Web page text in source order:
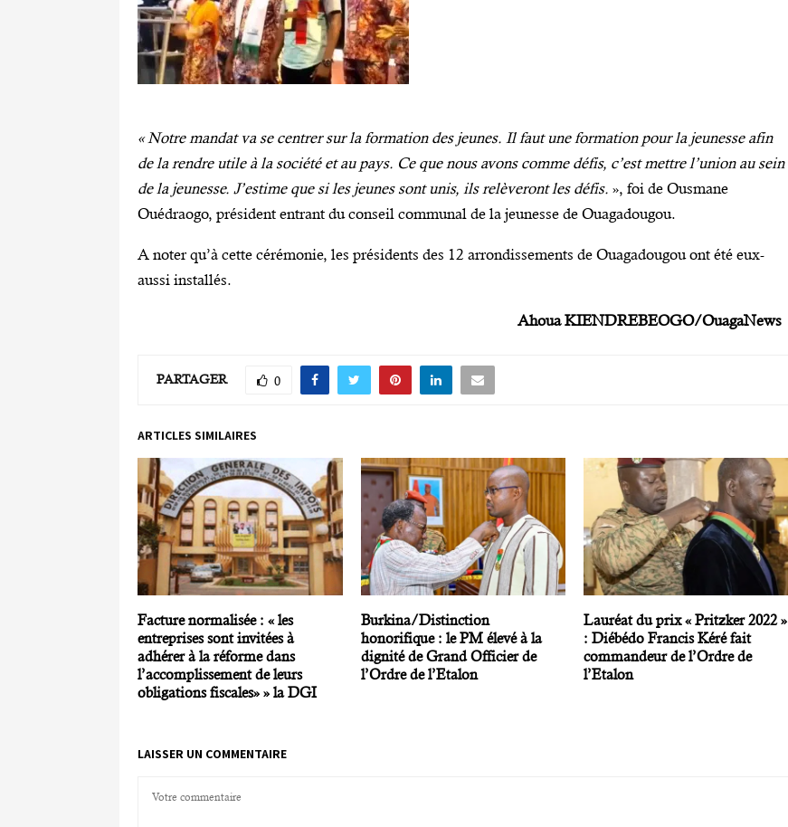
« Notre mandat va se centrer sur la formation des jeunes. Il faut une formation pour la jeunesse afin
de la rendre utile à la société et au pays. Ce que nous avons comme défis, c’est mettre l’union au sein
de la jeunesse. J’estime que si les jeunes sont unis, ils relèveront les défis. », foi de Ousmane
Ouédraogo, président entrant du conseil communal de la jeunesse de Ouagadougou.
A noter qu’à cette cérémonie, les présidents des 12 arrondissements de Ouagadougou ont été eux-
aussi installés.
Ahoua KIENDREBEOGO/OuagaNews
PARTAGER 0
ARTICLES SIMILAIRES
Facture normalisée : « les
entreprises sont invitées à
adhérer à la réforme dans
l’accomplissement de leurs
obligations fiscales» » la DGI
Burkina/Distinction
honorifique : le PM élevé à la
dignité de Grand Officier de
l’Ordre de l’Etalon
Lauréat du prix « Pritzker 2022 »
: Diébédo Francis Kéré fait
commandeur de l’Ordre de
l’Etalon
LAISSER UN COMMENTAIRE